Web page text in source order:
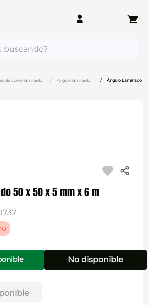
de acero laminado Angulo laminado Ángulo Laminado
50 x 50 x 5 mm x 6 m
No disponible